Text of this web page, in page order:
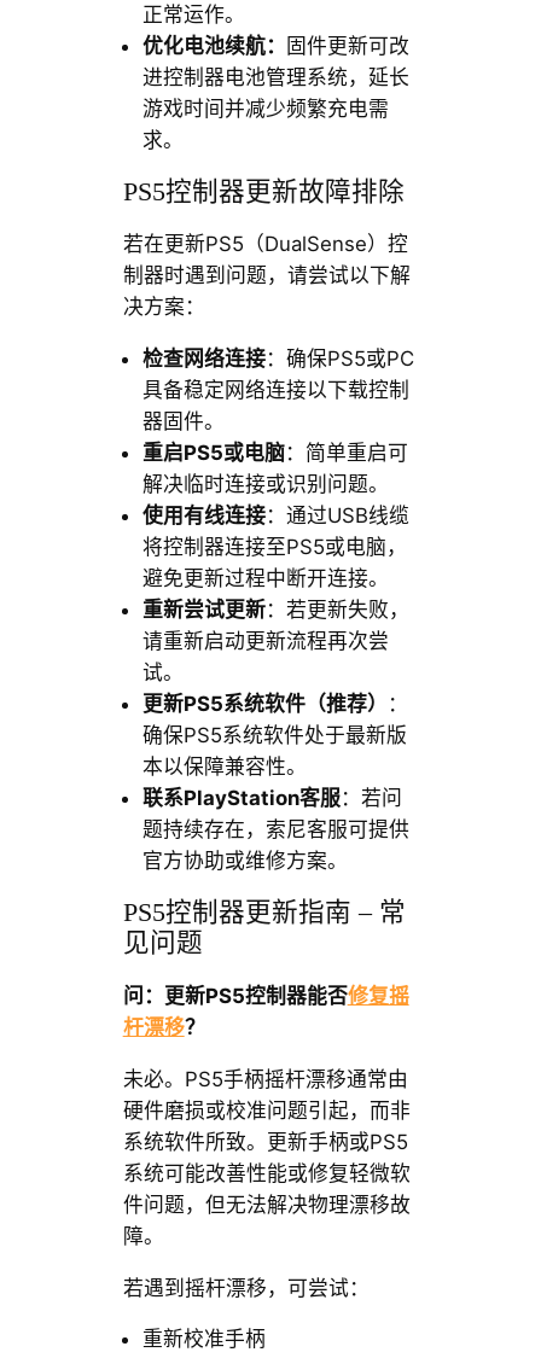
正常运作。
优化电池续航：
固件更新可改
进控制器电池管理系统，延长
游戏时间并减少频繁充电需
求。
PS5控制器更新故障排除
若在更新PS5（DualSense）控
制器时遇到问题，请尝试以下解
决方案：
检查网络连接：确保PS5或PC
具备稳定网络连接以下载控制
器固件。
重启PS5或电脑：简单重启可
解决临时连接或识别问题。
使用有线连接：通过USB线缆
将控制器连接至PS5或电脑，
避免更新过程中断开连接。
重新尝试更新：若更新失败，
请重新启动更新流程再次尝
试。
更新PS5系统软件（推荐）
：
确保PS5系统软件处于最新版
本以保障兼容性。
联系PlayStation客服：若问
题持续存在，索尼客服可提供
官方协助或维修方案。
PS5控制器更新指南 – 常
见问题
问：更新PS5控制器能否修复摇
杆漂移？
未必。PS5手柄摇杆漂移通常由
硬件磨损或校准问题引起，而非
系统软件所致。更新手柄或PS5
系统可能改善性能或修复轻微软
件问题，但无法解决物理漂移故
障。
若遇到摇杆漂移，可尝试：
重新校准手柄